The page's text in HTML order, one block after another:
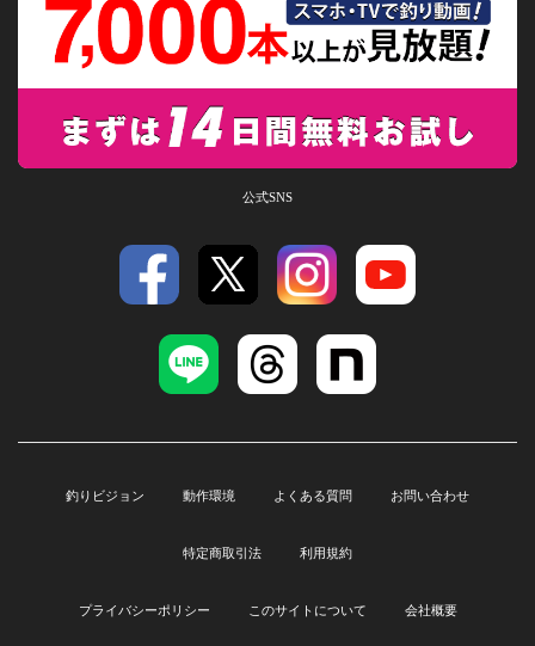
公式SNS
釣りビジョン 動作環境 よくある質問 お問い合わせ
特定商取引法 利用規約
プライバシーポリシー このサイトについて 会社概要